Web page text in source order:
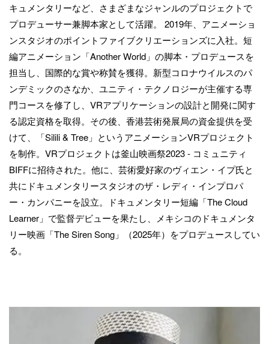
キュメンタリーなど、さまざまなジャンルのプロジェクトで
プロデューサー兼脚本家として活躍。 2019年、アニメーショ
ンスタジオのポイントファイブクリエーションズに入社。短
編アニメーション「Another World」の脚本・プロデュースを
担当し、国際的な賞や称賛を獲得。新型コロナウイルスのパ
ンデミックのさなか、ユニティ・テクノロジーが主催する専
門コースを修了し、VRアプリケーションの設計と開発に関す
る認定資格を取得。その後、香港芸術発展局の資金提供を受
けて、「Silili & Tree」というアニメーションVRプロジェクト
を制作。VRプロジェクトは釜山映画祭2023 - コミュニティ
BIFFに招待された。他に、芸術愛好家のヴィエン・イプ氏と
共にドキュメンタリースタジオのザ・レディ・インプロパ
ー・カンパニーを設立。ドキュメンタリー短編「The Cloud
Learner」で監督デビューを果たし、メキシコのドキュメンタ
リー映画「The Siren Song」（2025年）をプロデュースしてい
る。